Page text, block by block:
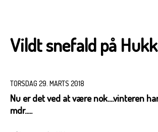
Vildt snefald på
TORSDAG 29. MARTS 2018
Nu er det ved at være nok....vinteren
mdr.....